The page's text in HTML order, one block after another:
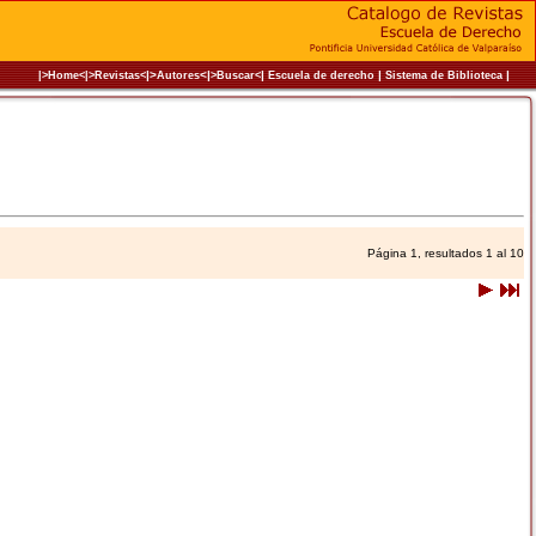
|>Home<|>Revistas<|>Autores<|>Buscar<|Escuela de derecho|Sistema de Biblioteca|
Página 1, resultados 1 al 10